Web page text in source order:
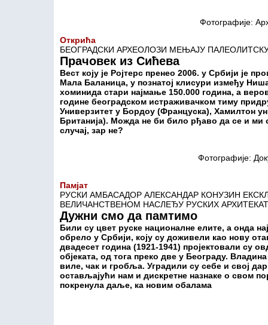
Фотографије:
Открића
БЕОГРАДСКИ АРХЕОЛОЗИ МЕЊАЈУ
Прачовек из Сићева
Вест коју је Ројтерс пренео 2006. у Србији је
Мала Баланица, у познатој клисури између
хоминида стари најмање 150.000 година, а
године београдском истраживачком тиму
Универзитет у Бордоу (Француска), Хамилтон
Британија). Можда не би било рђаво да се и ми
случај, зар не?
Фотографије:
Памјат
РУСКИ АМБАСАДОР АЛЕКСАНДАР КОНУЗИН
ВЕЛИЧАНСТВЕНОМ НАСЛЕЂУ РУСКИХ
Дужни смо да памтимо
Били су цвет руске националне елите, а онда
обрело у Србији, коју су доживели као нову
двадесет година (1921-1941) пројектовали су
објеката, од тога преко две у Београду.
виле, чак и гробља. Уградили су себе и свој
остављајући нам и дискретне назнаке о свом
покренула даље, ка новим обалама